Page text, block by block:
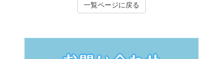
一覧ページに戻る